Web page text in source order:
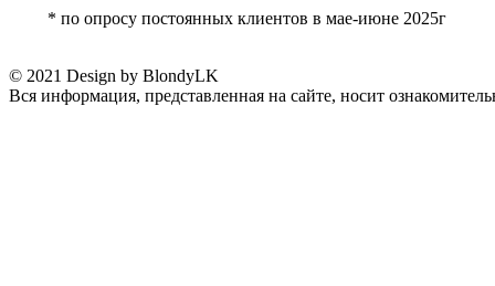
* по опросу постоянных клиентов в мае-июне 2025г
© 2021 Design by BlondyLK
Вся информация, представленная на сайте, носит